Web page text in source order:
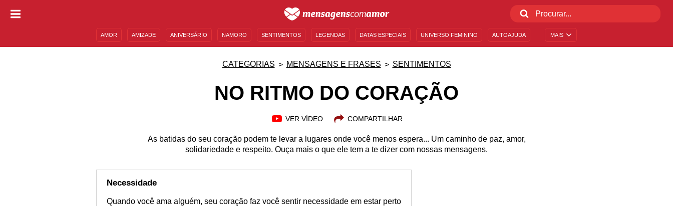
MAIS
AMOR AMIZADE ANIVERSÁRIO NAMORO SENTIMENTOS LEGENDAS DATAS ESPECIAIS UNIVERSO FEMININO AUTOAJUDA
CATEGORIAS MENSAGENS E FRASES SENTIMENTOS
NO RITMO DO CORAÇÃO
VER VÍDEO COMPARTILHAR
As batidas do seu coração podem te levar a lugares onde você menos espera... Um caminho de paz, amor,
solidariedade e respeito. Ouça mais o que ele tem a te dizer com nossas mensagens.
Necessidade
Quando você ama alguém, seu coração faz você sentir necessidade em estar perto